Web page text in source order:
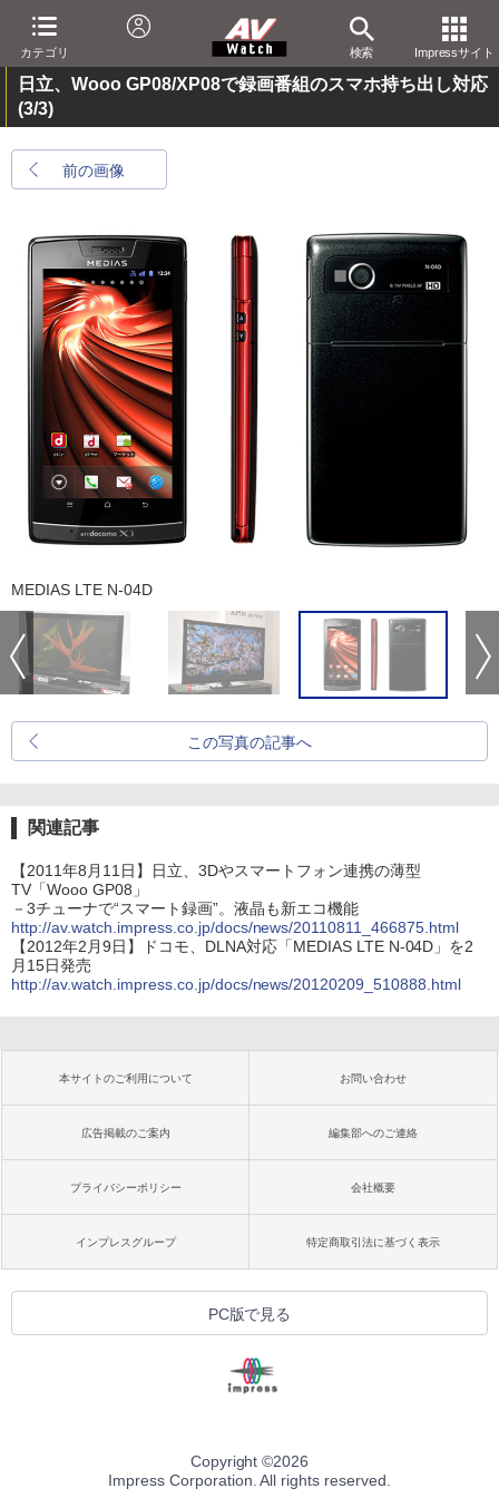
カテゴリ 検索 Impressサイト
日立、Wooo GP08/XP08で録画番組のスマホ持ち出し対応
(3/3)
前の画像
MEDIAS LTE N-04D
この写真の記事へ
関連記事
【2011年8月11日】日立、3Dやスマートフォン連携の薄型
TV「Wooo GP08」
－3チューナで“スマート録画”。液晶も新エコ機能
http://av.watch.impress.co.jp/docs/news/20110811_466875.html
【2012年2月9日】ドコモ、DLNA対応「MEDIAS LTE N-04D」を2
月15日発売
http://av.watch.impress.co.jp/docs/news/20120209_510888.html
本サイトのご利用について お問い合わせ
広告掲載のご案内 編集部へのご連絡
プライバシーポリシー 会社概要
インプレスグループ 特定商取引法に基づく表示
PC版で見る
Copyright ©2026
Impress Corporation. All rights reserved.